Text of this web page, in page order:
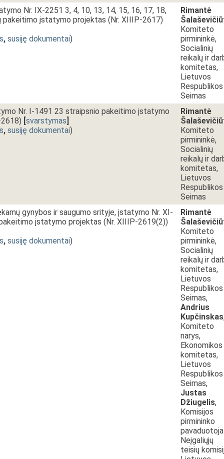
Nr. IX-2251 3, 4, 10, 13, 14, 15, 16, 17, 18,
pakeitimo įstatymo projektas (Nr. XIIIP-2617)
, susiję dokumentai)
Rimantė
Komiteto
pirmininkė,
Socialinių
reikalų ir
komitetas,
Lietuvos
Respublikos
Seimas
Nr. I-1491 23 straipsnio pakeitimo įstatymo
2618) [svarstymas]
, susiję dokumentai)
Rimantė
Komiteto
pirmininkė,
Socialinių
reikalų ir
komitetas,
Lietuvos
Respublikos
Seimas
gynybos ir saugumo srityje, įstatymo Nr. XI-
įstatymo projektas (Nr. XIIIP-2619(2))
, susiję dokumentai)
Rimantė
Komiteto
pirmininkė,
Socialinių
reikalų ir
komitetas,
Lietuvos
Respublikos
Seimas,
Andrius
Kupčinskas
Komiteto
narys,
Ekonomikos
komitetas,
Lietuvos
Respublikos
Seimas,
Justas
Džiugelis,
Komisijos
pirmininko
Neįgaliųjų
teisių